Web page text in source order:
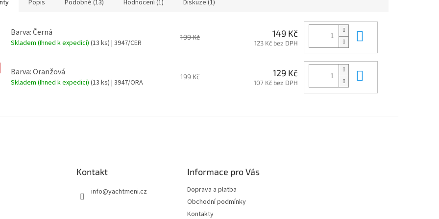
Popis Podobné (13) Hodnocení (1) Diskuze (1)
Barva: Černá
Skladem (Ihned k expedici) (13 ks) | 3947/CER
199 Kč 149 Kč
123 Kč bez DPH
Barva: Oranžová
Skladem (Ihned k expedici) (13 ks) | 3947/ORA
199 Kč 129 Kč
107 Kč bez DPH
Kontakt
info@yachtmeni.cz
Informace pro Vás
Doprava a platba
Obchodní podmínky
Kontakty